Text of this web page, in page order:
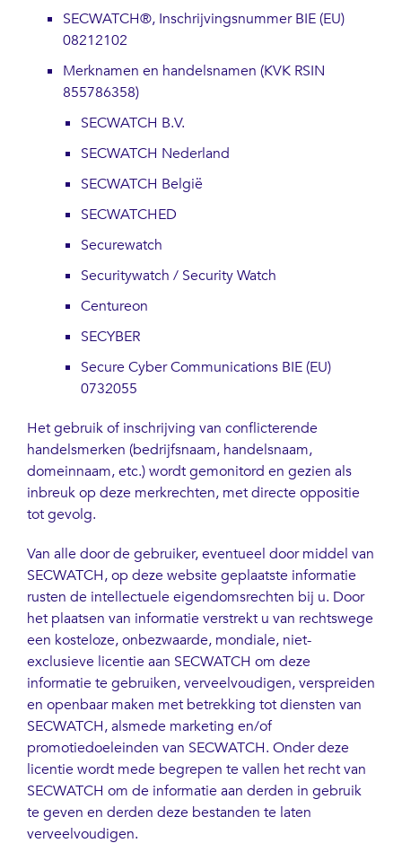
SECWATCH®, Inschrijvingsnummer BIE (EU)
08212102
Merknamen en handelsnamen (KVK RSIN
855786358)
SECWATCH B.V.
SECWATCH Nederland
SECWATCH België
SECWATCHED
Securewatch
Securitywatch / Security Watch
Centureon
SECYBER
Secure Cyber Communications BIE (EU)
0732055
Het gebruik of inschrijving van conflicterende
handelsmerken (bedrijfsnaam, handelsnaam,
domeinnaam, etc.) wordt gemonitord en gezien als
inbreuk op deze merkrechten, met directe oppositie
tot gevolg.
Van alle door de gebruiker, eventueel door middel van
SECWATCH, op deze website geplaatste informatie
rusten de intellectuele eigendomsrechten bij u. Door
het plaatsen van informatie verstrekt u van rechtswege
een kosteloze, onbezwaarde, mondiale, niet-
exclusieve licentie aan SECWATCH om deze
informatie te gebruiken, verveelvoudigen, verspreiden
en openbaar maken met betrekking tot diensten van
SECWATCH, alsmede marketing en/of
promotiedoeleinden van SECWATCH. Onder deze
licentie wordt mede begrepen te vallen het recht van
SECWATCH om de informatie aan derden in gebruik
te geven en derden deze bestanden te laten
verveelvoudigen.